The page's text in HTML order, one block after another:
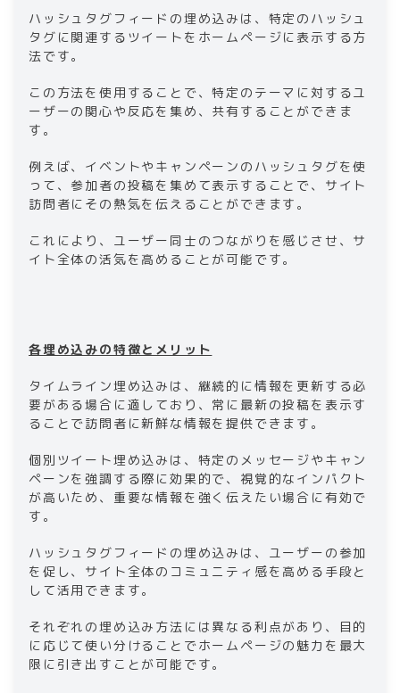
ハッシュタグフィードの埋め込みは、特定のハッシュ
タグに関連するツイートをホームページに表示する方
法です。
この方法を使用することで、特定のテーマに対するユ
ーザーの関心や反応を集め、共有することができま
す。
例えば、イベントやキャンペーンのハッシュタグを使
って、参加者の投稿を集めて表示することで、サイト
訪問者にその熱気を伝えることができます。
これにより、ユーザー同士のつながりを感じさせ、サ
イト全体の活気を高めることが可能です。
各埋め込みの特徴とメリット
タイムライン埋め込みは、継続的に情報を更新する必
要がある場合に適しており、常に最新の投稿を表示す
ることで訪問者に新鮮な情報を提供できます。
個別ツイート埋め込みは、特定のメッセージやキャン
ペーンを強調する際に効果的で、視覚的なインパクト
が高いため、重要な情報を強く伝えたい場合に有効で
す。
ハッシュタグフィードの埋め込みは、ユーザーの参加
を促し、サイト全体のコミュニティ感を高める手段と
して活用できます。
それぞれの埋め込み方法には異なる利点があり、目的
に応じて使い分けることでホームページの魅力を最大
限に引き出すことが可能です。